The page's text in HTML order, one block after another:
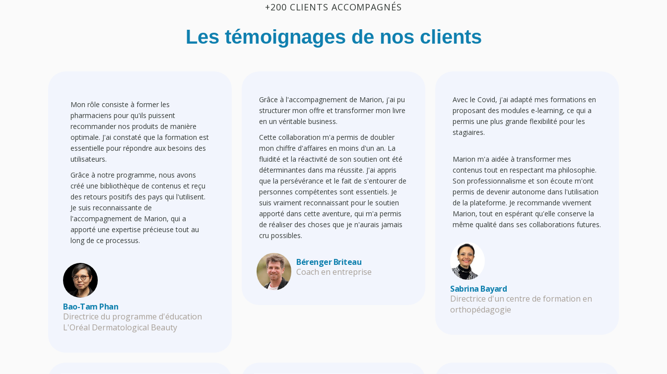
+200 CLIENTS ACCOMPAGNÉS
Les témoignages de nos clients
Mon rôle consiste à former les
pharmaciens pour qu'ils puissent
recommander nos produits de manière
optimale. J'ai constaté que la formation est
essentielle pour répondre aux besoins des
utilisateurs.
Grâce à notre programme, nous avons
créé une bibliothèque de contenus et reçu
des retours positifs des pays qui l'utilisent.
Je suis reconnaissante de
l'accompagnement de Marion, qui a
apporté une expertise précieuse tout au
long de ce processus.
Bao-Tam Phan
Directrice du programme d'éducation
L'Oréal Dermatological Beauty
Grâce à l'accompagnement de Marion, j'ai pu
structurer mon offre et transformer mon livre
en un véritable business.
Cette collaboration m'a permis de doubler
mon chiffre d'affaires en moins d'un an. La
fluidité et la réactivité de son soutien ont été
déterminantes dans ma réussite. J'ai appris
que la persévérance et le fait de s'entourer de
personnes compétentes sont essentiels. Je
suis vraiment reconnaissant pour le soutien
apporté dans cette aventure, qui m'a permis
de réaliser des choses que je n'aurais jamais
cru possibles.
Bérenger Briteau
Coach en entreprise
Avec le Covid, j'ai adapté mes formations en
proposant des modules e-learning, ce qui a
permis une plus grande flexibilité pour les
stagiaires.
Marion m'a aidée à transformer mes
contenus tout en respectant ma philosophie.
Son professionnalisme et son écoute m'ont
permis de devenir autonome dans l'utilisation
de la plateforme. Je recommande vivement
Marion, tout en espérant qu'elle conserve la
même qualité dans ses collaborations futures.
Sabrina Bayard
Directrice d'un centre de formation en
orthopédagogie